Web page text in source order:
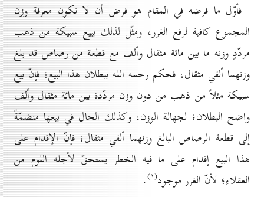
فأوّل ما فرضه في المقام هو فرض أن لا تكون معرفة وزن
المجموع كافية لرفع الغرر، ومثّل لذلك ببيع سبيكة من ذهب
مردّدٍ وزنه ما بين مائة مثقال وألف مع قطعة من رصاص قد بلغ
وزنهما ألفي مثقال، فحكم رحمه الله ببطلان هذا البيع؛ فإنّ بيع
سبيكة مثلاً من ذهب من دون وزن مردّدة بين مائة مثقال وألف
واضح البطلان؛ لجهالة الوزن، وكذلك الحال في بيعها منضمّةً
إلى قطعة الرصاص البالغ وزنهما ألفي مثقال؛ فإنّ الإقدام على
هذا البيع إقدام على ما فيه الخطر يستحقّ لأجله اللوم من
العقلاء؛ لأنّ الغرر موجود(۱) .